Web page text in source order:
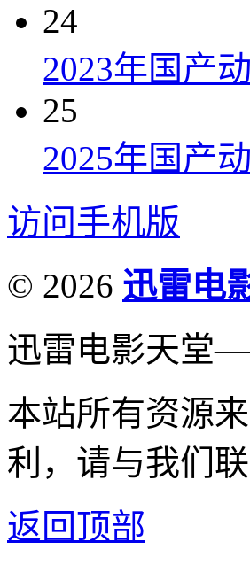
24
2023年国产
25
2025年国产
访问手机版
© 2026 迅雷电
迅雷电影天堂
本站所有资源
利，请与我们
返回顶部